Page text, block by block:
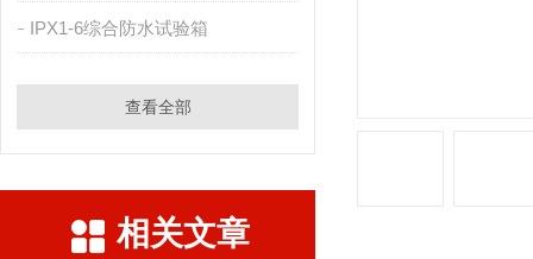
IPX1-6综合防水试验箱
查看全部
相关文章